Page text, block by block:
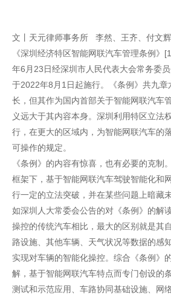
文丨天元律师事务所 李然、王齐、付文
《深圳经济特区智能网联汽车管理条例》
年6月23日经深圳市人民代表大会常务委
于2022年8月1日起施行。《条例》共九章
长，但其作为国内首部关于智能网联汽车
义远大于其内容本身。深圳利用特区立法
行，在更大的区域内，为智能网联汽车的
可操作的规定。
《条例》的内容有惊喜，也有必要的克制
框架下，基于智能网联汽车驾驶智能化和
行一定的立法突破，并在某些问题上暗藏
如深圳人大常委会公告的对《条例》的解
操控的传统汽车相比，最大的区别就是其
路设施、其他车辆、天气状况等数据的感
实现对车辆的智能化操控。综合《条例》
解，基于智能网联汽车特点而专门创设的
测试和示范应用、车路协同基础设施、网